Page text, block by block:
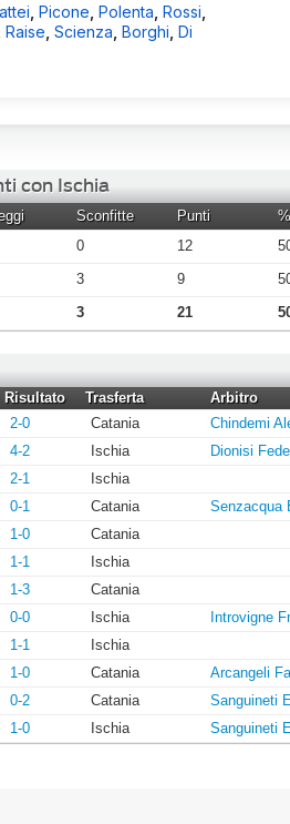
,Picone ,Polenta ,Rossi
,Raise ,Scienza ,Borghi ,Di
con Ischia
Sconfitte Punti
0 12
3 9
3 21
Risultato Trasferta
Arbitro
2-0 Catania
Chindemi
4-2 Ischia
Dionisi
2-1
Ischia
0-1 Catania
Senzacqua
1-0
Catania
1-1
Ischia
1-3
Catania
0-0 Ischia
Introvigne
1-1
Ischia
1-0 Catania
Arcangeli
0-2 Catania
Sanguineti
1-0 Ischia Sanguineti